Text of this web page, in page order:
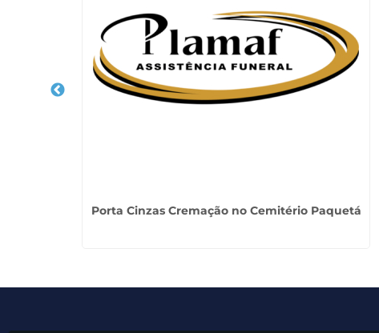
Porta Cinzas Cremação no Cemitério Paquetá